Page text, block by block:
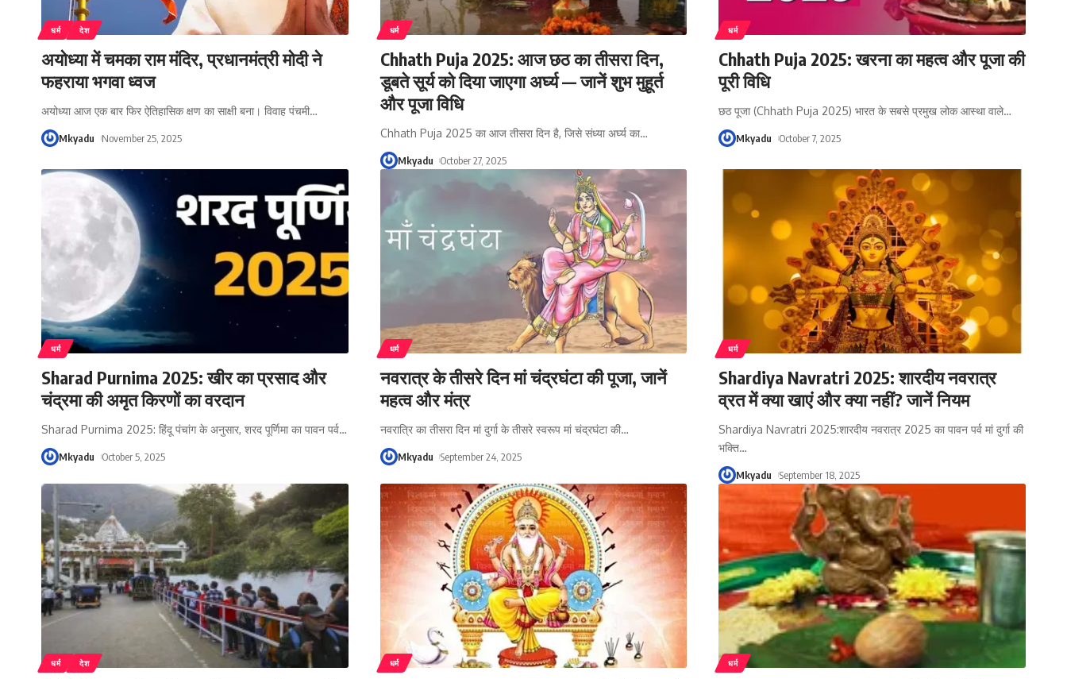
धर्म देश
अयोध्या में चमका राम मंदिर, प्रधानमंत्री मोदी ने
फहराया भगवा ध्वज
अयोध्या आज एक बार फिर ऐतिहासिक क्षण का साक्षी बना। विवाह पंचमी…
Mkyadu November 25, 2025
धर्म
Chhath Puja 2025: आज छठ का तीसरा दिन,
डूबते सूर्य को दिया जाएगा अर्घ्य — जानें शुभ मुहूर्त
और पूजा विधि
Chhath Puja 2025 का आज तीसरा दिन है, जिसे संध्या अर्घ्य का…
Mkyadu October 27, 2025
धर्म
Chhath Puja 2025: खरना का महत्व और पूजा की
पूरी विधि
छठ पूजा (Chhath Puja 2025) भारत के सबसे प्रमुख लोक आस्था वाले…
Mkyadu October 7, 2025
धर्म
Sharad Purnima 2025: खीर का प्रसाद और
चंद्रमा की अमृत किरणों का वरदान
Sharad Purnima 2025: हिंदू पंचांग के अनुसार, शरद पूर्णिमा का पावन पर्व…
Mkyadu October 5, 2025
धर्म
नवरात्र के तीसरे दिन मां चंद्रघंटा की पूजा, जानें
महत्व और मंत्र
नवरात्रि का तीसरा दिन मां दुर्गा के तीसरे स्वरूप मां चंद्रघंटा की…
Mkyadu September 24, 2025
धर्म
Shardiya Navratri 2025: शारदीय नवरात्र
व्रत में क्या खाएं और क्या नहीं? जानें नियम
Shardiya Navratri 2025:शारदीय नवरात्र 2025 का पावन पर्व मां दुर्गा की
भक्ति…
Mkyadu September 18, 2025
धर्म देश धर्म धर्म